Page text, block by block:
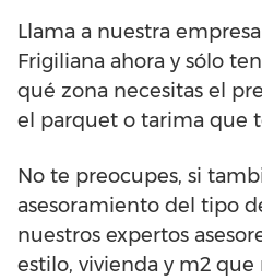
Llama a nuestra
Frigiliana ahora y sólo
qué zona necesitas el
el parquet o tarima que
No te preocupes, si
asesoramiento del tipo
nuestros expertos
estilo, vivienda y m2 que